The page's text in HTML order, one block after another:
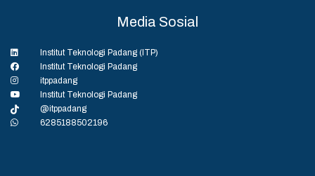
Media Sosial
Institut Teknologi Padang (ITP)
Institut Teknologi Padang
itppadang
Institut Teknologi Padang
@itppadang
6285188502196